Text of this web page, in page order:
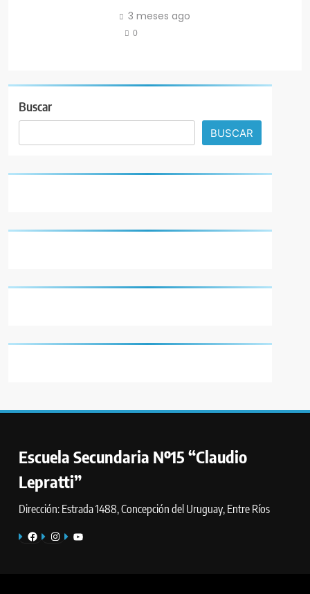
3 meses ago
0
Buscar
BUSCAR
Escuela Secundaria Nº15 “Claudio
Lepratti”
Dirección: Estrada 1488, Concepción del Uruguay, Entre Ríos
FacebookInstagram
YouTube